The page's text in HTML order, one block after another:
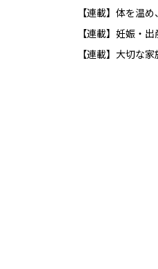
【連載】体を温
【連載】妊娠・